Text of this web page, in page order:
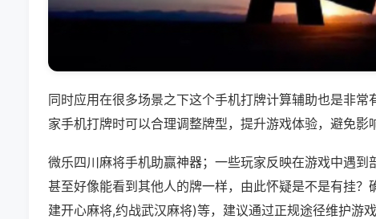
同时应用在很多场景之下这个手机打牌计算辅助也是非
家手机打牌时可以合理调整牌型，提升游戏体验，避免影
微乐四川麻将手机助赢神器；一些玩家反映在游戏中遇到
甚至好像能看到其他人的牌一样，由此怀疑是不是有挂
建开心麻将,约战武汉麻将)等，建议通过正规途径维护游戏